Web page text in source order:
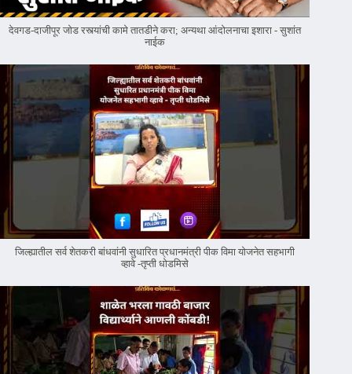
देवगड-दाजीपूर जोड रस्त्यांची कामे तातडीने करा; अन्यथा आंदोलनाचा इशारा - सुशांत
नाईक
जिल्ह्यातील सर्व शेतकरी बांधवांनी सुधारित प्रधानमंत्री पीक विमा योजनेत सहभागी
व्हावे -तृप्ती धोडमिसे